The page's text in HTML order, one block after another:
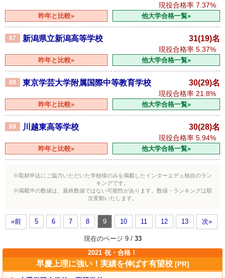
現役合格率 7.37%
昨年と比較» 他大学合格一覧»
87 新潟県立新潟高等学校 31(19)名
現役合格率 5.37%
昨年と比較» 他大学合格一覧»
89 東京学芸大学附属国際中等教育学校 30(29)名
現役合格率 21.8%
昨年と比較» 他大学合格一覧»
89 川越東高等学校 30(28)名
現役合格率 5.94%
昨年と比較» 他大学合格一覧»
※取材申込にご協力いただいた学校様のみを掲載したインターエデュ独自のラン
キングです。
※掲載中の数値は、最終数値ではない可能性があります。数値・ランキングは順
次変動いたします。
«前 5 6 7 8 9 10 11 12 13 次»
現在のページ 9 / 33
2021 祝・合格！
早慶上理に強い！実績を伸ばす有望校 [PR]